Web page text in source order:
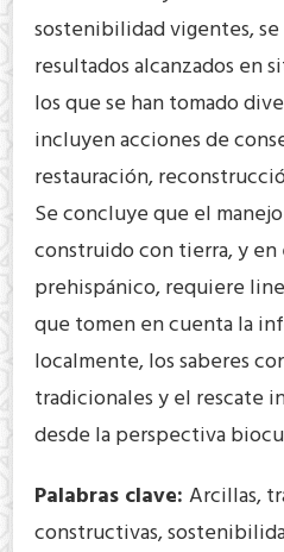
sostenibilidad vigentes,
resultados alcanzados en
los que se han tomado
incluyen acciones de
restauración,
Se concluye que el
construido con tierra, y
prehispánico, requiere
que tomen en cuenta la
localmente, los saberes
tradicionales y el rescate
desde la perspectiva
Palabras clave: Arcillas,
constructivas,